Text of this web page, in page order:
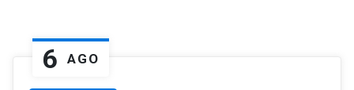
6 AGO